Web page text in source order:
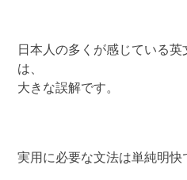
日本人の多くが感じている
は、
大きな誤解です。
実用に必要な文法は単純明快